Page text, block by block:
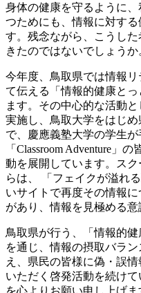
身体の健康を守るように
つためにも、情報に対す
す。残念ながら、こうし
きたのではないでしょうか
今年度、鳥取県では情報
て伝える「情報的健康と
ます。その中心的な活動
実施し、鳥取大学をはじ
で、慶應義塾大学の学生
「Classroom Adventure」
動を展開しています。ス
らは、 「フェイクが溢れ
いサイトで再度その情報
があり、情報を見極める意
鳥取県が行う、「情報的
を通じ、情報の摂取バラ
え、県民の皆様に偽・誤
いただく啓発活動を続け
を心よりお願い申し上げま